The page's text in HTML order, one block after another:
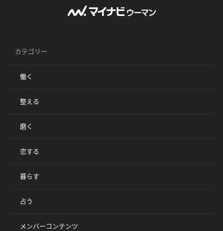
カテゴリー
働く
整える
磨く
恋する
暮らす
占う
メンバーコンテンツ